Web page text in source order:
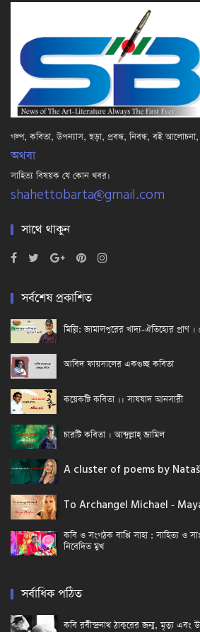
গল্প, কবিতা, উপন্যাস, ছড়া, প্রবন্ধ, নিবন্ধ, বই
অথবা
সাহিত্য বিষয়ক যে কোন খবর।
shahettobarta@gmail.com
সাথে থাকুন
সর্বশেষ প্রকাশিত
মিল্লি: জামালপুরের খাদ্য-ঐতিহ্যের
আবিদ ফায়সালের একগুচ্ছ কবিতা
কয়েকটি কবিতা ।। সাযযাদ আনসারী
চারটি কবিতা । আব্দুল্লাহ্ জামিল
A cluster of poems by
To Archangel Michael -
কবি ও সংগঠক বাপ্পি সাহা : সাহিত্য ও
নিবেদিত মুখ
সর্বাধিক পঠিত
কবি রবীন্দ্রনাথ ঠাকুরের জন্ম, মৃত্যু এবং